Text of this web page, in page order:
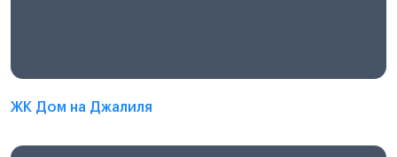
ЖК Дом на Джалиля